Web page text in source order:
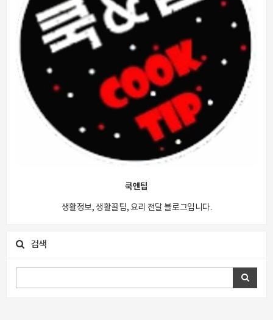
쿡앤팁
생활정보, 생활꿀팁, 요리 전달 블로그입니다.
검색